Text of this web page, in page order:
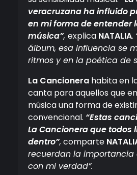
veracruzana ha influido
en mi forma de entender
música”, explica NATALIA.
álbum, esa influencia se
ritmos y en la poética de
La Cancionera habita en
canta para aquellos que
música una forma de
convencional. “Estas
La Cancionera que todos
dentro”, comparte
recuerdan la
con mi verdad”.